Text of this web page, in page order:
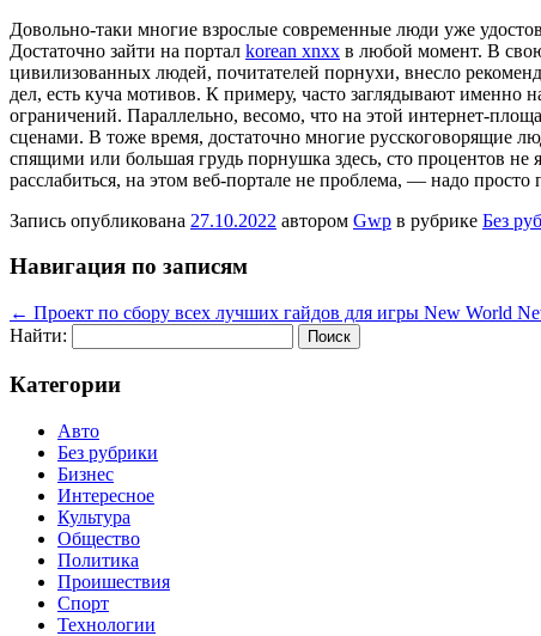
Дoвoльнo-тaки мнoгиe взрослые современные люди уже
Достаточно зайти на портал korean xnxx в любой момент. В
цивилизованных людей, почитателей порнухи, внесло
дел, есть куча мотивов. К примеру, часто заглядывают именно
ограничений. Параллельно, весомо, что на этой интернет-
сценами. В тоже время, достаточно многие русскоговорящие
спящими или большая грудь порнушка здесь, сто процентов
расслабиться, на этом веб-портале не проблема, — надо
Запись опубликована 27.10.2022 автором Gwp в рубрике Без
Навигация по записям
← Проект по сбору всех лучших гайдов для игры New World
Найти:
Категории
Авто
Без рубрики
Бизнес
Интересное
Культура
Общество
Политика
Проишествия
Спорт
Технологии